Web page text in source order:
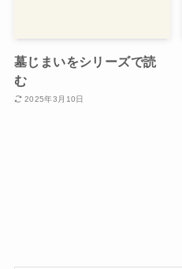
墓じまいをシリーズで読
む
2025年3月10日